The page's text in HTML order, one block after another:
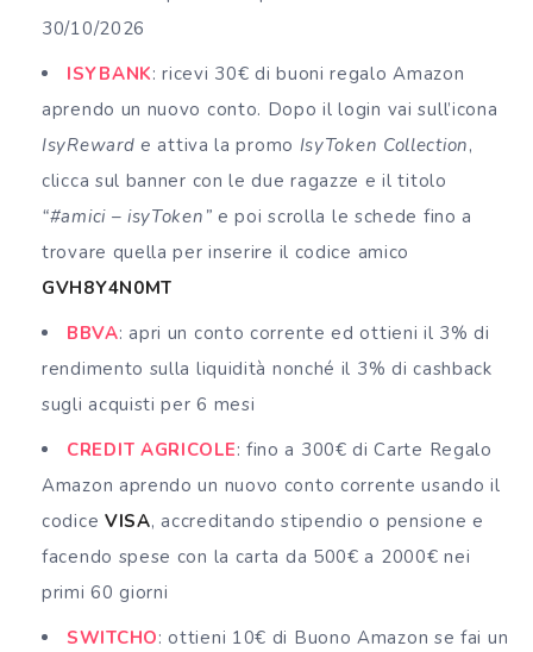
30/10/2026
ISYBANK: ricevi 30€ di buoni regalo Amazon
aprendo un nuovo conto. Dopo il login vai sull’icona
IsyReward e attiva la promo IsyToken Collection,
clicca sul banner con le due ragazze e il titolo
“#amici – isyToken” e poi scrolla le schede fino a
trovare quella per inserire il codice amico
GVH8Y4N0MT
BBVA: apri un conto corrente ed ottieni il 3% di
rendimento sulla liquidità nonché il 3% di cashback
sugli acquisti per 6 mesi
CREDIT AGRICOLE: fino a 300€ di Carte Regalo
Amazon aprendo un nuovo conto corrente usando il
codice VISA, accreditando stipendio o pensione e
facendo spese con la carta da 500€ a 2000€ nei
primi 60 giorni
SWITCHO: ottieni 10€ di Buono Amazon se fai un